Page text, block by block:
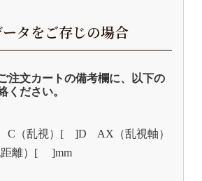
タをご存じの場合
注文カートの備考欄に、以下の
ください。
（乱視）[ ]D AX（乱視軸）
離）[ ]mm